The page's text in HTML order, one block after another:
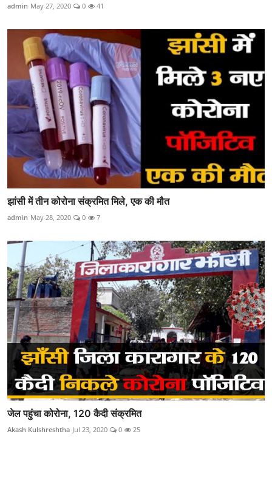
admin May 27, 2020 0 41
झांसी में तीन कोरोना संक्रमित मिले, एक की मौत
admin May 28, 2020 0 7
जेल पहुंचा कोरोना, 120 कैदी संक्रमित
Akash Kulshreshtha Jul 23, 2020 0 25